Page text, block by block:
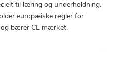
til læring og underholdning.
europæiske regler for
og bærer CE mærket.